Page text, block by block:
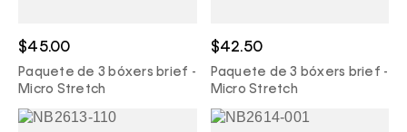
$45.00
Paquete de 3 bóxers brief -
Micro Stretch
$42.50
Paquete de 3 bóxers brief -
Micro Stretch